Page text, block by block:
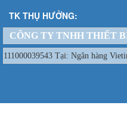
TK THỤ HƯỞNG:
CÔNG TY TNHH THIẾT
111000039543 Tại: Ngân hàng